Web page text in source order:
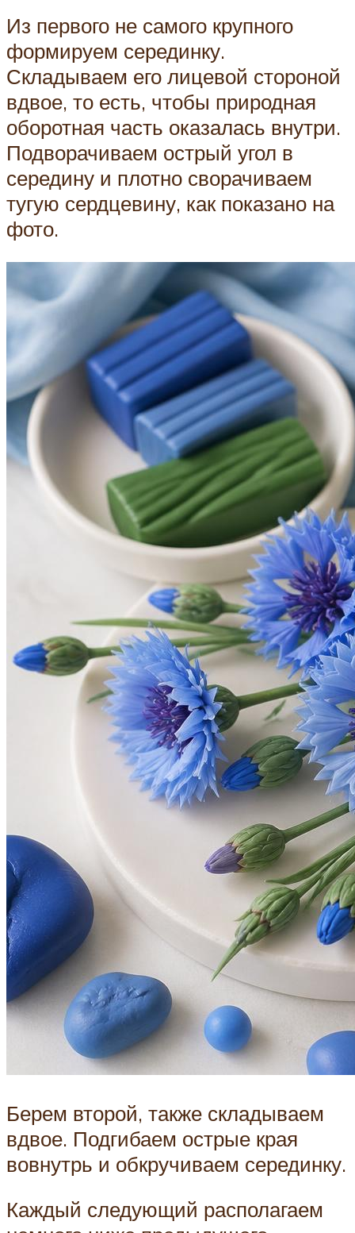
Из первого не самого крупного
формируем серединку.
Складываем его лицевой стороной
вдвое, то есть, чтобы природная
оборотная часть оказалась внутри.
Подворачиваем острый угол в
середину и плотно сворачиваем
тугую сердцевину, как показано на
фото.
Берем второй, также складываем
вдвое. Подгибаем острые края
вовнутрь и обкручиваем серединку.
Каждый следующий располагаем